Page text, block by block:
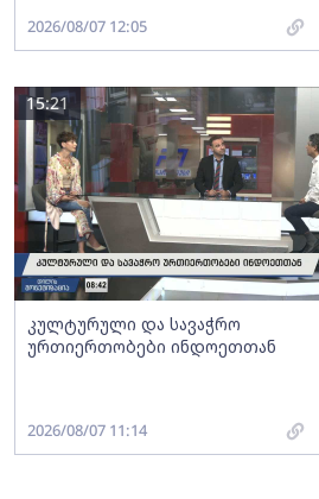
2026/08/07 12:05
კულტურული და სავაჭრო
ურთიერთობები ინდოეთთან
15:21
2026/08/07 11:14